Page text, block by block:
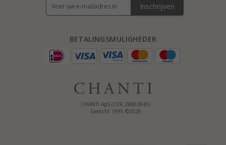
CHANTI ApS (CVR 28863845)
Gesticht 1995 ©2026
BETALINGSMULIGHEDER
Inschrijven